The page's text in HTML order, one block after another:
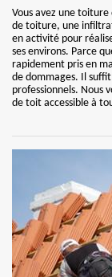
Vous avez une
de toiture, une
en activité pour
ses environs. Parce
rapidement pris en
de dommages. Il
professionnels. Nous
de toit accessible à